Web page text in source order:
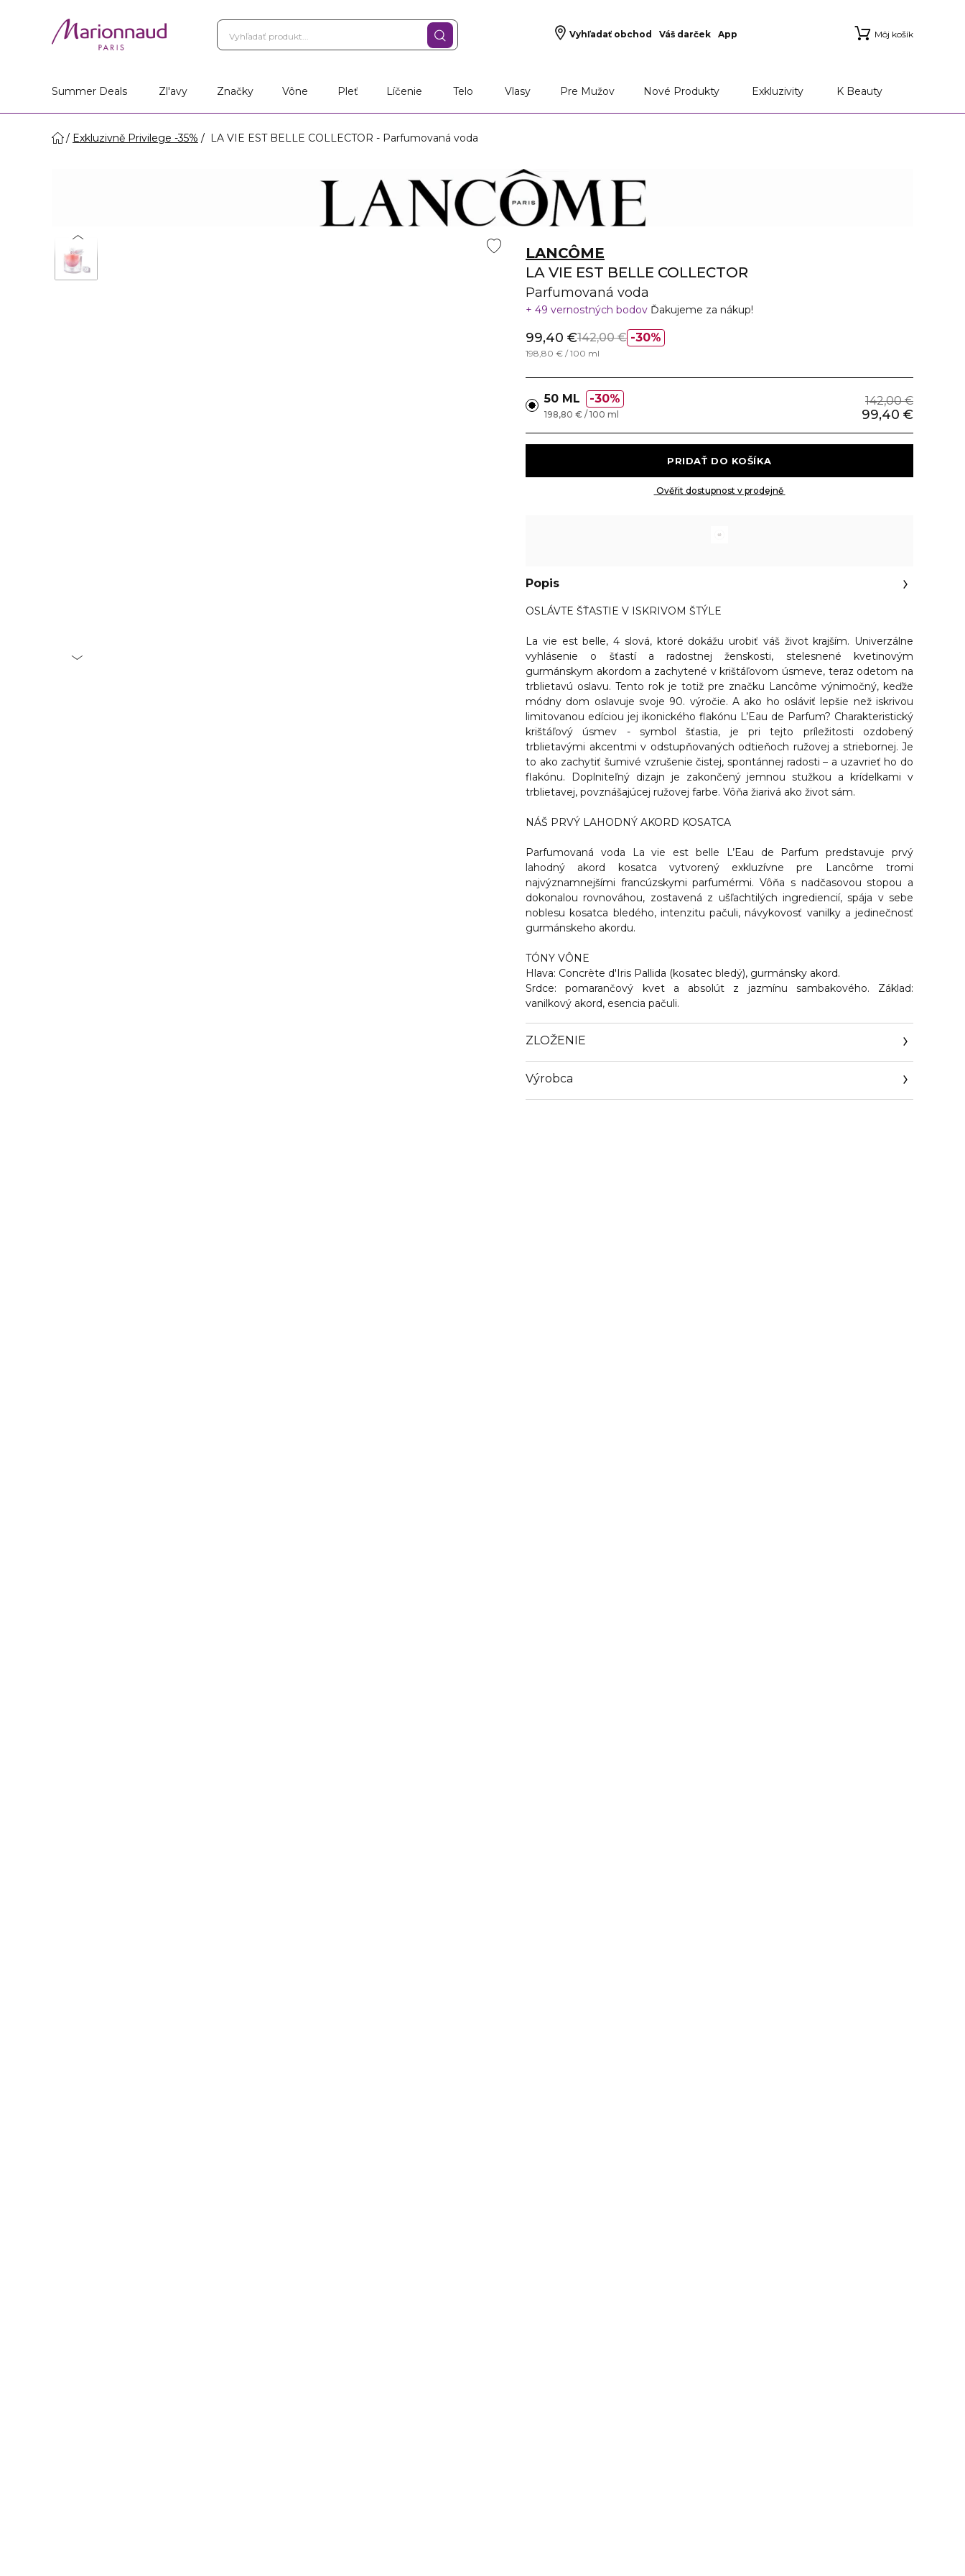
Vyhľadať obchod Váš darček App Môj košík
Summer Deals
Zl'avy Značky Vône Pleť Líčenie Telo Vlasy Pre Mužov Nové Produkty Exkluzivity K Beauty
Exkluzivně Privilege -35% LA VIE EST BELLE COLLECTOR - Parfumovaná voda
LANCÔME
LA VIE EST BELLE COLLECTOR
Parfumovaná voda
49 vernostných bodov Ďakujeme za nákup!
30%
99,40 €142,00 €
198,80 € / 100 ml
50 ML 30% 142,00 €
99,40 €
198,80 € / 100 ml
Ověřit dostupnost v prodejně
Popis
OSLÁVTE ŠŤASTIE V ISKRIVOM ŠTÝLE
La vie est belle, 4 slová, ktoré dokážu urobiť váš život krajším. Univerzálne
vyhlásenie o šťastí a radostnej ženskosti, stelesnené kvetinovým
gurmánskym akordom a zachytené v krištáľovom úsmeve, teraz odetom na
trblietavú oslavu. Tento rok je totiž pre značku Lancôme výnimočný, keďže
módny dom oslavuje svoje 90. výročie. A ako ho osláviť lepšie než iskrivou
limitovanou edíciou jej ikonického flakónu L’Eau de Parfum? Charakteristický
krištáľový úsmev - symbol šťastia, je pri tejto príležitosti ozdobený
trblietavými akcentmi v odstupňovaných odtieňoch ružovej a striebornej. Je
to ako zachytiť šumivé vzrušenie čistej, spontánnej radosti – a uzavrieť ho do
flakónu. Doplniteľný dizajn je zakončený jemnou stužkou a krídelkami v
trblietavej, povznášajúcej ružovej farbe. Vôňa žiarivá ako život sám.
NÁŠ PRVÝ LAHODNÝ AKORD KOSATCA
Parfumovaná voda La vie est belle L’Eau de Parfum predstavuje prvý
lahodný akord kosatca vytvorený exkluzívne pre Lancôme tromi
najvýznamnejšími francúzskymi parfumérmi. Vôňa s nadčasovou stopou a
dokonalou rovnováhou, zostavená z ušľachtilých ingrediencií, spája v sebe
noblesu kosatca bledého, intenzitu pačuli, návykovosť vanilky a jedinečnosť
gurmánskeho akordu.
TÓNY VÔNE
Hlava: Concrète d'Iris Pallida (kosatec bledý), gurmánsky akord.
Srdce: pomarančový kvet a absolút z jazmínu sambakového. Základ:
vanilkový akord, esencia pačuli.
ZLOŽENIE
Výrobca